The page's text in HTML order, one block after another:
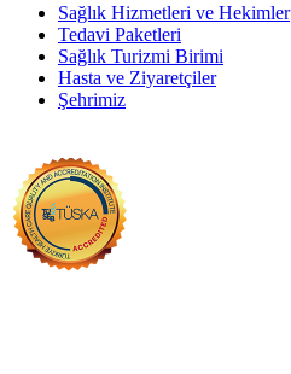
Sağlık Hizmetleri ve Hekimler
Tedavi Paketleri
Sağlık Turizmi Birimi
Hasta ve Ziyaretçiler
Şehrimiz